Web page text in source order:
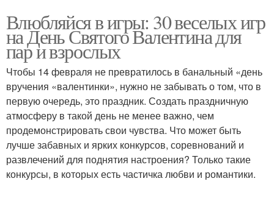
Влюбляйся в игры: 30 веселых игр
на День Святого Валентина для
пар и взрослых
Чтобы 14 февраля не превратилось в банальный «день
вручения «валентинки», нужно не забывать о том, что в
первую очередь, это праздник. Создать праздничную
атмосферу в такой день не менее важно, чем
продемонстрировать свои чувства. Что может быть
лучше забавных и ярких конкурсов, соревнований и
развлечений для поднятия настроения? Только такие
конкурсы, в которых есть частичка любви и романтики.